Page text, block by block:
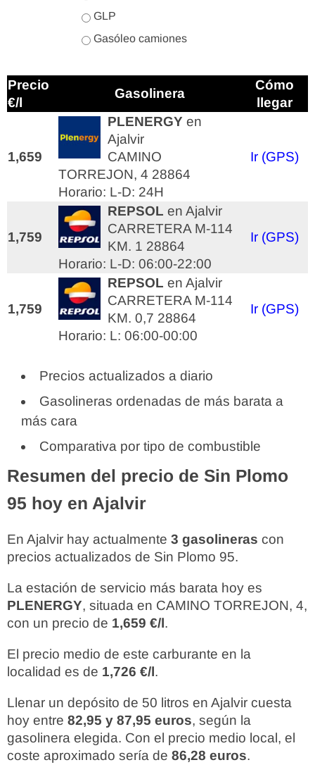
GLP
Gasóleo camiones
Precio
€/l
Gasolinera
Cómo
llegar
1,659
PLENERGY en
Ajalvir
CAMINO
TORREJON, 4 28864
Horario: L-D: 24H
Ir (GPS)
1,759
REPSOL en Ajalvir
CARRETERA M-114
KM. 1 28864
Horario: L-D: 06:00-22:00
Ir (GPS)
1,759
REPSOL en Ajalvir
CARRETERA M-114
KM. 0,7 28864
Horario: L: 06:00-00:00
Ir (GPS)
Precios actualizados a diario
Gasolineras ordenadas de más barata a
más cara
Comparativa por tipo de combustible
Resumen del precio de Sin Plomo
95 hoy en Ajalvir
En Ajalvir hay actualmente 3 gasolineras con
precios actualizados de Sin Plomo 95.
La estación de servicio más barata hoy es
PLENERGY, situada en CAMINO TORREJON, 4,
con un precio de 1,659 €/l.
El precio medio de este carburante en la
localidad es de 1,726 €/l.
Llenar un depósito de 50 litros en Ajalvir cuesta
hoy entre 82,95 y 87,95 euros, según la
gasolinera elegida. Con el precio medio local, el
coste aproximado sería de 86,28 euros.